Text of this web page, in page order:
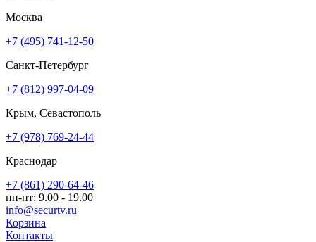
Москва
+7 (495) 741-12-50
Санкт-Петербург
+7 (812) 997-04-09
Крым, Севастополь
+7 (978) 769-24-44
Краснодар
+7 (861) 290-64-46
пн-пт: 9.00 - 19.00
info@securtv.ru
Корзина
Контакты